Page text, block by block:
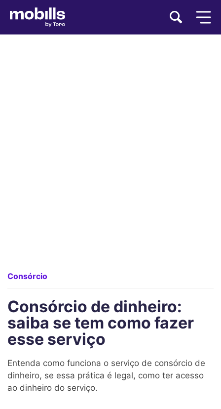
Consórcio
Consórcio de dinheiro:
saiba se tem como fazer
esse serviço
Entenda como funciona o serviço de consórcio de
dinheiro, se essa prática é legal, como ter acesso
ao dinheiro do serviço.